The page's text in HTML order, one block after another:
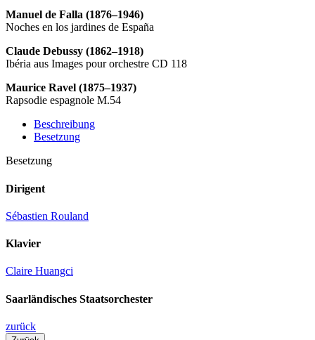
Manuel de Falla (1876–1946)
Noches en los jardines de España
Claude Debussy (1862–1918)
Ibéria aus Images pour orchestre CD 118
Maurice Ravel (1875–1937)
Rapsodie espagnole M.54
Beschreibung
Besetzung
Besetzung
Dirigent
Sébastien Rouland
Klavier
Claire Huangci
Saarländisches Staatsorchester
zurück